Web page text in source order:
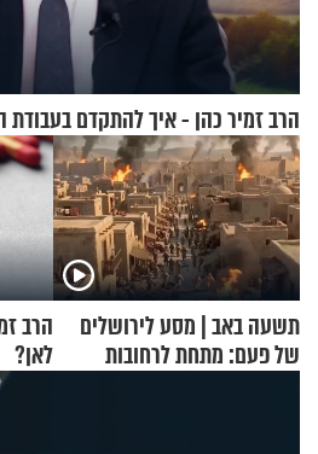
הרב זמיר כהן - איך להתקדם בעבודת
תשעה באב | מסע לירושלים
של פעם: מתחת לרחובות
הרב
לאן?